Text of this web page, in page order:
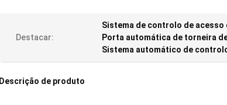
Destacar:
Sistema de controlo de
Porta automática de torneira
Sistema automático de
Descrição de produto